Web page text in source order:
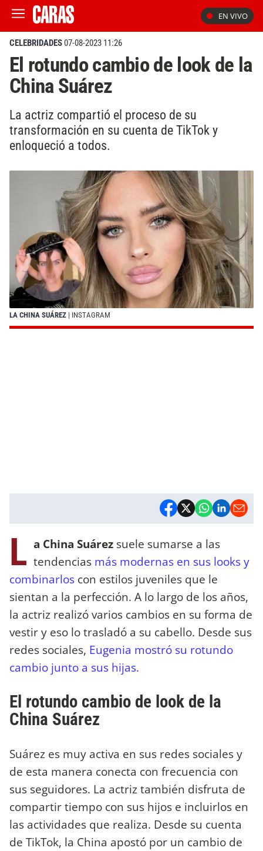
EN VIVO
CELEBRIDADES07-08-2023 11:26
El rotundo cambio de look de la
China Suárez
La actriz compartió el proceso de su
transformación en su cuenta de TikTok y
enloqueció a todos.
LA CHINA SUÁREZ | INSTAGRAM
L a China Suárez suele sumarse a las
tendencias más modernas en sus looks y
combinarlos con estilos juveniles que le
sientan a la perfección. A lo largo de los años,
la actriz realizó varios cambios en su forma de
vestir y eso lo trasladó a su cabello. Desde sus
redes sociales, Eugenia mostró su rotundo
cambio junto a sus hijas.
El rotundo cambio de look de la
China Suárez
Suárez es muy activa en sus redes sociales y
de esta manera conecta con frecuencia con
sus seguidores. La actriz también disfruta de
compartir tiempo con sus hijos e incluirlos en
las actividades que realiza. Desde su cuenta
de TikTok, la China apostó por un cambio de